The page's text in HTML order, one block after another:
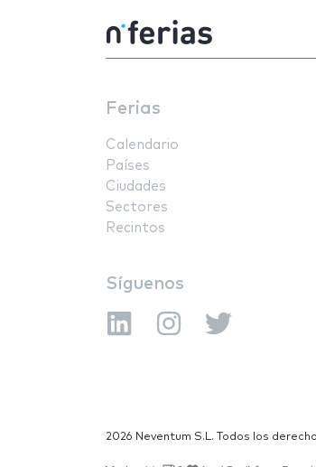
Ferias
Calendario
Países
Ciudades
Sectores
Recintos
Síguenos
2026 Neventum S.L. Todos los